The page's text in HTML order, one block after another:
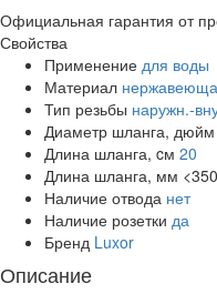
Официальная гарантия от
Свойства
Применение для воды
Материал
Тип резьбы наружн.-
Диаметр шланга, дюйм
Длина шланга, cм 20
Длина шланга, мм
Наличие отвода нет
Наличие розетки да
Бренд Luxor
Описание